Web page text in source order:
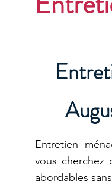
Entretien
vous cherchez
abordables